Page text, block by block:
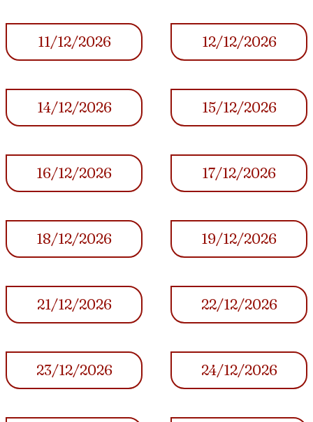
11/12/2026 12/12/2026
14/12/2026 15/12/2026
16/12/2026 17/12/2026
18/12/2026 19/12/2026
21/12/2026 22/12/2026
23/12/2026 24/12/2026